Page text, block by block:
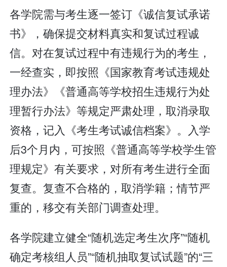
各学院需与考生逐一签订《诚信复试承诺
书》，确保提交材料真实和复试过程诚
信。对在复试过程中有违规行为的考生，
一经查实，即按照《国家教育考试违规处
理办法》《普通高等学校招生违规行为处
理暂行办法》等规定严肃处理，取消录取
资格，记入《考生考试诚信档案》。入学
后3个月内，可按照《普通高等学校学生管
理规定》有关要求，对所有考生进行全面
复查。复查不合格的，取消学籍；情节严
重的，移交有关部门调查处理。
各学院建立健全“随机选定考生次序”“随机
确定考核组人员”“随机抽取复试试题”的“三